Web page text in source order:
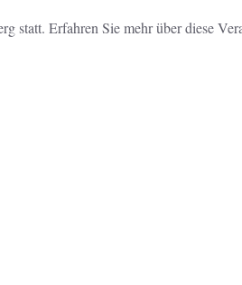
statt. Erfahren Sie mehr über diese